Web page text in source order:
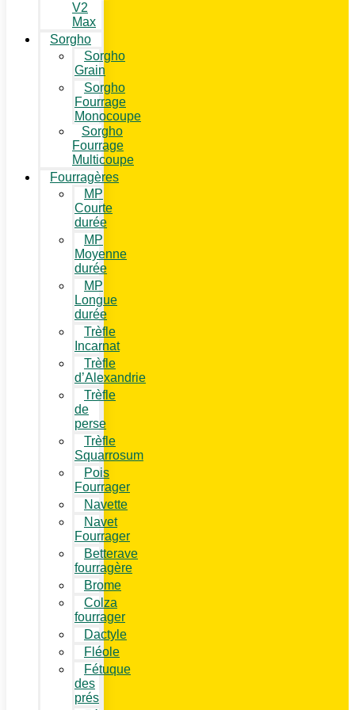
V2
Max
Sorgho
Sorgho
Grain
Sorgho
Fourrage
Monocoupe
Sorgho
Fourrage
Multicoupe
Fourragères
MP
Courte
durée
MP
Moyenne
durée
MP
Longue
durée
Trèfle
Incarnat
Trèfle
d’Alexandrie
Trèfle
de
perse
Trèfle
Squarrosum
Pois
Fourrager
Navette
Navet
Fourrager
Betterave
fourragère
Brome
Colza
fourrager
Dactyle
Fléole
Fétuque
des
prés